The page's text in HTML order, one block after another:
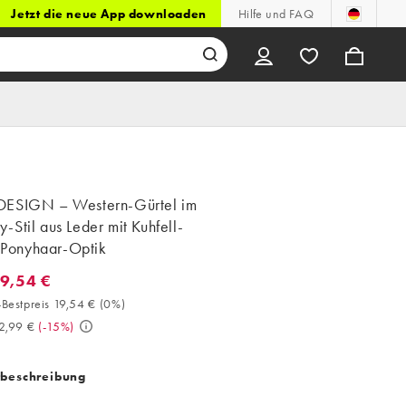
Jetzt die neue App downloaden Hilfe und FAQ
– Western-Gürtel im
Stil aus Leder mit Kuhfell-
Optik
€. 30-Tage-Bestpreis 19,54 € (0%). Vorher 22,99 €. (-15%)
€
19,54 € (0%)
€ (-15%)